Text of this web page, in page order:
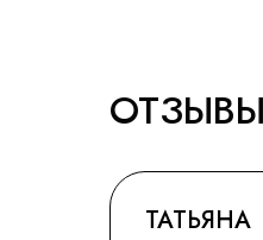
ТАТЬЯНА